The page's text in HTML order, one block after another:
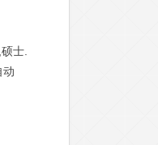
士.
动